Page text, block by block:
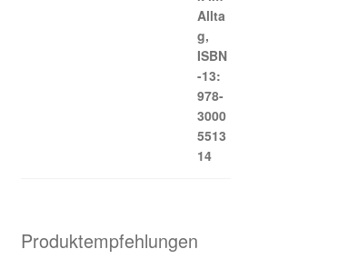
Produktempfehlungen